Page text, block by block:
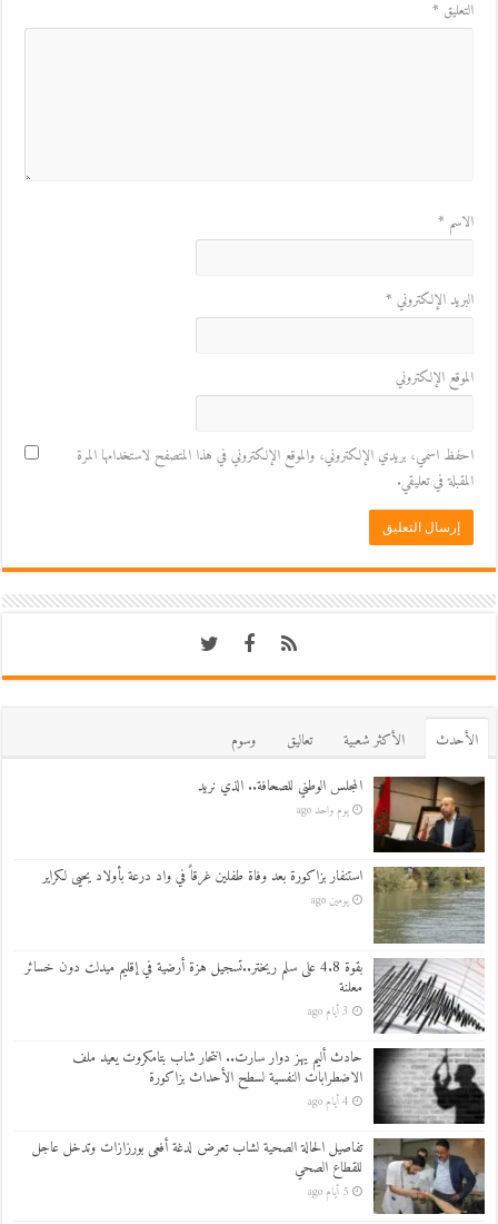
التعليق *
الاسم *
البريد الإلكتروني *
الموقع الإلكتروني
احفظ اسمي، بريدي الإلكتروني، والموقع الإلكتروني في هذا المتصفح لاستخدامها المرة
المقبلة في تعليقي.
اﻷحدث اﻷكثر شعبية تعاليق
وسوم
المجلس الوطني للصحافة.. الذي نريد
يوم واحد ago
استنفار بزاكورة بعد وفاة طفلين غرقاً في واد درعة بأولاد يحيى لكراير
يومين ago
بقوة 4.8 على سلم ريختر..تسجيل هزة أرضية في إقليم ميدلت دون خسائر
معلنة
3 أيام ago
حادث أليم يهز دوار سارت.. انتحار شاب بتامكروت يعيد ملف
الاضطرابات النفسية لسطح الأحداث بزاكورة
4 أيام ago
تفاصيل الحالة الصحية لشاب تعرض لدغة أفعى بورزازات وتدخل عاجل
للقطاع الصحي
5 أيام ago